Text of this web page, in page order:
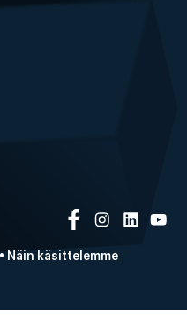
Näin käsittelemme